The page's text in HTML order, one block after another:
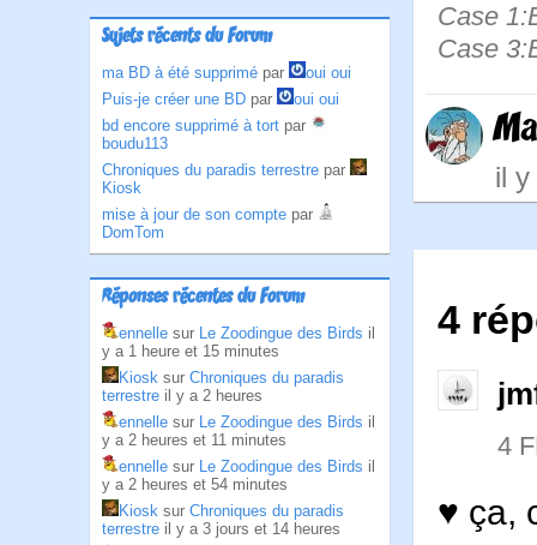
Sujets récents du Forum
ma BD à été supprimé par
oui oui
Puis-je créer une BD par
oui oui
bd encore supprimé à tort par
boudu113
Chroniques du paradis terrestre par
Kiosk
mise à jour de son compte par
DomTom
Réponses récentes du Forum
ennelle sur Le Zoodingue des Birds il
y a 1 heure et 15 minutes
Kiosk sur Chroniques du paradis
terrestre il y a 2 heures
ennelle sur Le Zoodingue des Birds il
y a 2 heures et 11 minutes
ennelle sur Le Zoodingue des Birds il
y a 2 heures et 54 minutes
Kiosk sur Chroniques du paradis
terrestre il y a 3 jours et 14 heures
Case
Case
il y
4
4
♥ ça,